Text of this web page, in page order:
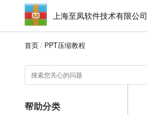
上海至凤软件技术有限公司
首页 / PPT压缩教程
帮助分类